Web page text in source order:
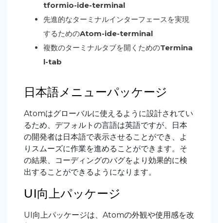
tformio-ide-terminal
先進的なターミナルインターフェースを実現
するためのAtom-ide-terminal
複数のターミナルタブを開くためのTermina
l-tab
日本語メニューパッケージ
Atomはグローバルに使えるように設計されてい
るため、デフォルトの言語は英語ですが、日本
の開発者は日本語で表示させることができ、よ
りスムーズに作業を進めることができます。そ
の結果、コーディングのバグをより効果的に検
出することができるようになります。
UI向上パッケージ
UI向上パッケージは、Atomの外観や使用感を改